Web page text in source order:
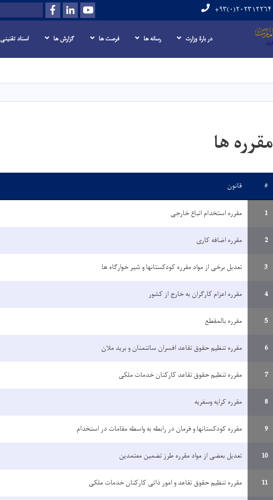
content
+۹۳(۰)۲۰۲۳۱۲۲۶۴ Youtube
LinkedIn
Facebook
Search
در بارۀ وزارت رسانه‌ ها فرصت‌ ها گزارش ها اسناد تقنینی
مقرره ها
# قانون
1 مقرره استخدام اتباع خارجی
2 مقرره اضافه کاری
3 تعدیل برخی از مواد مقرره کودکستانها و شیر خوارگاه ها
4 مقرره اعزام کارگران به خارج از کشور
5 مقرره بالمقطع
6 مقرره تنظیم حقوق تقاعد افسران ساتنمنان و برید ملان
7 مقرره تنظیم حقوق تقاعد کارکنان خدمات ملکی
8 مقرره کرایه وسفریه
9 مقرره کودکستانها و فرمان در رابطه به واسطه مقامات در استخدام
10 تعدیل بعضی از مواد مقرره طرز تضمین معتمدین
11 مقرره تنظیم حقوق تقاعد و امور ذاتی کارکنان خدمات ملکی